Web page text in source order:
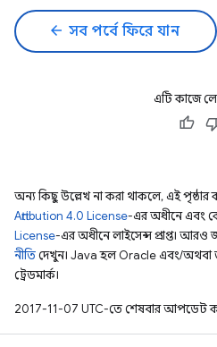
arrow_back সব পর্বে ফিরে যান
এটি কাজে
অন্য কিছু উল্লেখ না করা থাকলে, এই পৃষ্ঠার
Attribution 4.0 License-এর অধীনে এবং
License-এর অধীনে লাইসেন্স প্রাপ্ত। আরও
নীতিদেখুন। Java হল Oracle এবং/অথবা
ট্রেডমার্ক।
2017-11-07 UTC-তে শেষবার আপডেট